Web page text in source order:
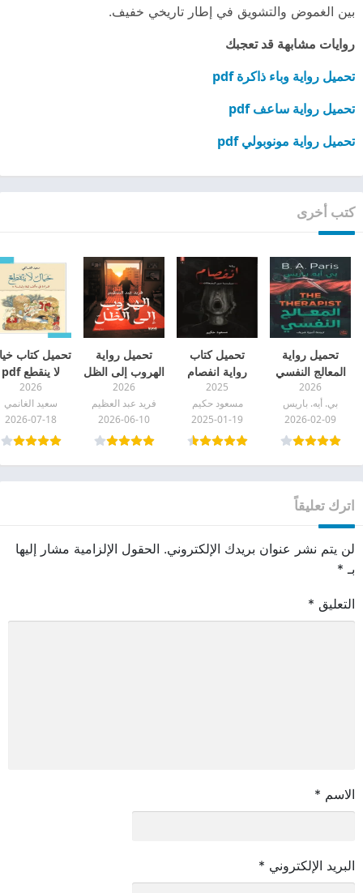
بين الغموض والتشويق في إطار تاريخي خفيف.
روايات مشابهة قد تعجبك
تحميل رواية وباء ذاكرة pdf
تحميل رواية ساعف pdf
تحميل رواية مونوبولي pdf
كتب أخرى
تحميل رواية
المعالج النفسي
pdf
2026
بي. أيه. باريس
2026-02-09
تحميل كتاب
رواية انفصام
مسعود حكيم
pdf
2025
مسعود حكيم
2025-01-19
تحميل رواية
الهروب إلى الظل
pdf
2026
فريد عبد العظيم
2026-06-10
تحميل كتاب
لا ينقطع pdf
2026
سعيد الغانمي
2026-07-18
اترك تعليقاً
لن يتم نشر عنوان بريدك الإلكتروني. الحقول الإلزامية مشار إليها
بـ *
التعليق *
الاسم *
البريد الإلكتروني *